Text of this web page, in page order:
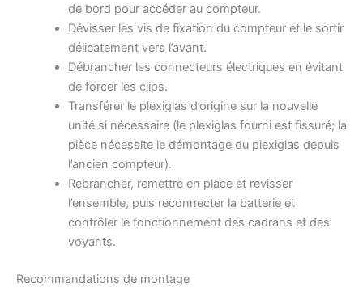
de bord pour accéder au compteur.
Dévisser les vis de fixation du compteur et le sortir
délicatement vers l’avant.
Débrancher les connecteurs électriques en évitant
de forcer les clips.
Transférer le plexiglas d’origine sur la nouvelle
unité si nécessaire (le plexiglas fourni est fissuré; la
pièce nécessite le démontage du plexiglas depuis
l’ancien compteur).
Rebrancher, remettre en place et revisser
l’ensemble, puis reconnecter la batterie et
contrôler le fonctionnement des cadrans et des
voyants.
Recommandations de montage